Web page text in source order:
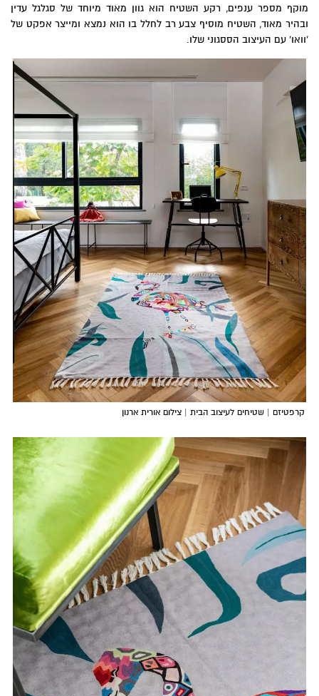
מוקף מספר ענפים, רקע השטיח הוא גוון מאוד מיוחד של סגלגל עדין
ובהיר מאוד, השטיח מוסיף צבע רב לחלל בו הוא נמצא ומייצר אפקט של
'וואו' עם העיצוב הססגוני שלו.
קרפטיזם | שטיחים לעיצוב הבית | צילום אורית ארנון